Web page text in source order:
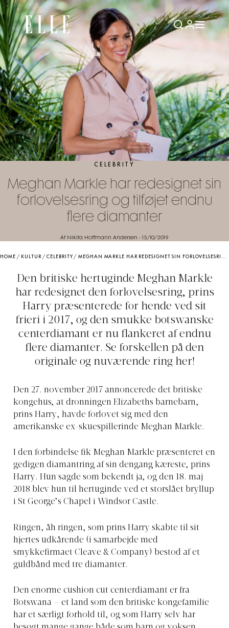
CELEBRITY
Meghan Markle har redesignet sin
forlovelsesring og tilføjet endnu
flere diamanter
Af Nikita Hoffmann Andersen - 15/10/2019
HOME / KULTUR/CELEBRITY /MEGHAN MARKLE HAR REDESIGNET SIN FORLOVELSESRING OG TILFØJET ENDNU FLERE DIAMANTER
Den britiske hertuginde Meghan Markle
har redesignet den forlovelsesring, prins
Harry præsenterede for hende ved sit
frieri i 2017, og den smukke botswanske
centerdiamant er nu flankeret af endnu
flere diamanter. Se forskellen på den
originale og nuværende ring her!
Den 27. november 2017 annoncerede det britiske
kongehus, at dronningen Elizabeths barnebarn,
prins Harry, havde forlovet sig med den
amerikanske ex-skuespillerinde Meghan Markle.
I den forbindelse fik Meghan Markle præsenteret en
gedigen diamantring af sin dengang kæreste, prins
Harry. Hun sagde som bekendt ja, og den 18. maj
2018 blev hun til hertuginde ved et storslået bryllup
i St George’s Chapel i Windsor Castle.
Ringen, åh ringen, som prins Harry skabte til sit
hjertes udkårende (i samarbejde med
smykkefirmaet Cleave & Company) bestod af et
guldbånd med tre diamanter.
Den enorme cushion cut centerdiamant er fra
Botswana – et land som den britiske kongefamilie
har et særligt forhold til, og som Harry selv har